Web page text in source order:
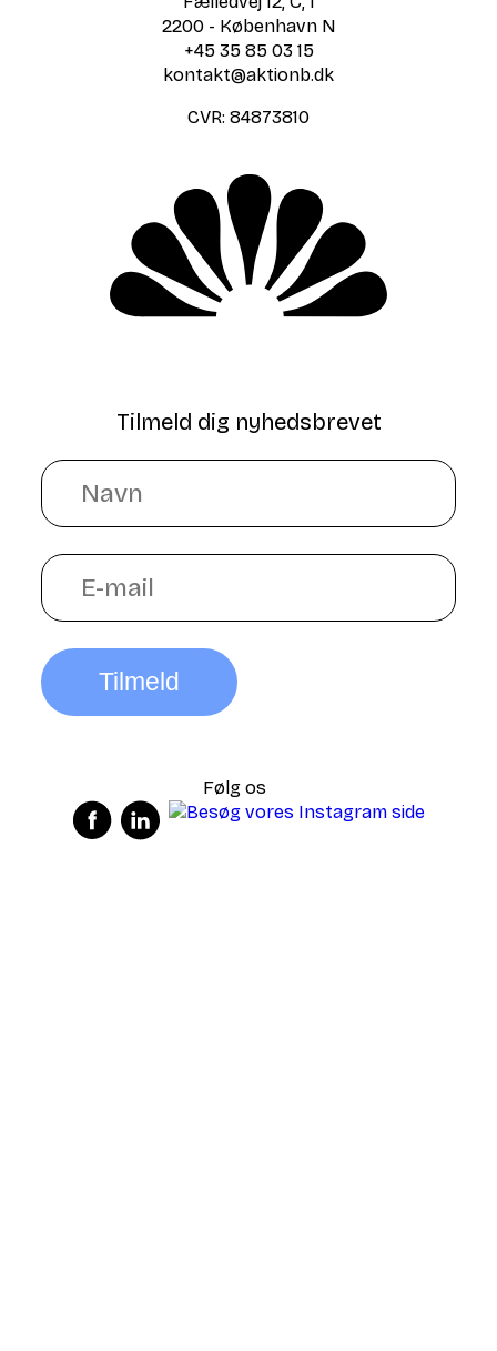
2200 - København N
+45 35 85 03 15
kontakt@aktionb.dk
CVR: 84873810
Tilmeld dig nyhedsbrevet
Tilmeld
Følg os